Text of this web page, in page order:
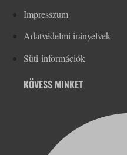
Impresszum
Adatvédelmi irányelvek
Süti-információk
KÖVESS MINKET